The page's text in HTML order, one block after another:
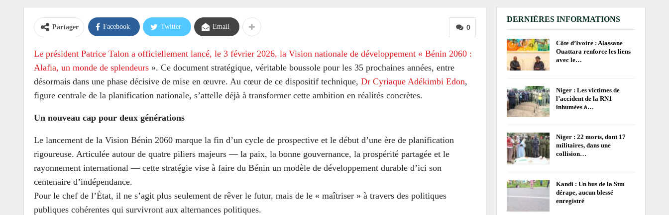
0
Partager Facebook Twitter Email
Le président Patrice Talon a officiellement lancé, le 3 février 2026, la Vision nationale de développement « Bénin 2060 :
Alafia, un monde de splendeurs ». Ce document stratégique, véritable boussole pour les 35 prochaines années, entre
désormais dans une phase décisive de mise en œuvre. Au cœur de ce dispositif technique, Dr Cyriaque Adékimbi Edon,
figure centrale de la planification nationale, s’attelle déjà à transformer cette ambition en réalités concrètes.
Un nouveau cap pour deux générations
Le lancement de la Vision Bénin 2060 marque la fin d’un cycle de prospective et le début d’une ère de planification
rigoureuse. Articulée autour de quatre piliers majeurs — la paix, la bonne gouvernance, la prospérité partagée et le
rayonnement international — cette stratégie vise à faire du Bénin un modèle de développement durable d’ici son
centenaire d’indépendance.
Pour le chef de l’État, il ne s’agit plus seulement de rêver le futur, mais de le « maîtriser » à travers des politiques
publiques cohérentes qui survivront aux alternances politiques.
DERNIÈRES INFORMATIONS
Côte d’Ivoire : Alassane
Ouattara renforce les liens
avec le…
Niger : Les victimes de
l’accident de la RN1
inhumées à…
Niger : 22 morts, dont 17
militaires, dans une
collision…
Kandi : Un bus de la Stm
dérape, aucun blessé
enregistré